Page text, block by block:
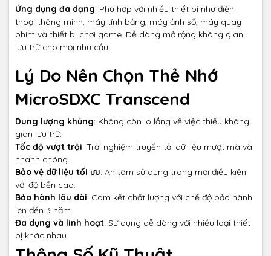
Ứng dụng đa dạng: Phù hợp với nhiều thiết bị như điện
thoại thông minh, máy tính bảng, máy ảnh số, máy quay
phim và thiết bị chơi game. Dễ dàng mở rộng không gian
lưu trữ cho mọi nhu cầu.
Lý Do Nên Chọn Thẻ Nhớ
MicroSDXC Transcend
Dung lượng khủng: Không còn lo lắng về việc thiếu không
gian lưu trữ.
Tốc độ vượt trội: Trải nghiệm truyền tải dữ liệu mượt mà và
nhanh chóng.
Bảo vệ dữ liệu tối ưu: An tâm sử dụng trong mọi điều kiện
với độ bền cao.
Bảo hành lâu dài: Cam kết chất lượng với chế độ bảo hành
lên đến 3 năm.
Đa dụng và linh hoạt: Sử dụng dễ dàng với nhiều loại thiết
bị khác nhau.